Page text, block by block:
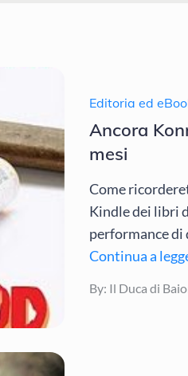
Editoria ed
Ancora
mesi
Come
Kindle dei libri
performance di
Continua a
By: Il Duca di